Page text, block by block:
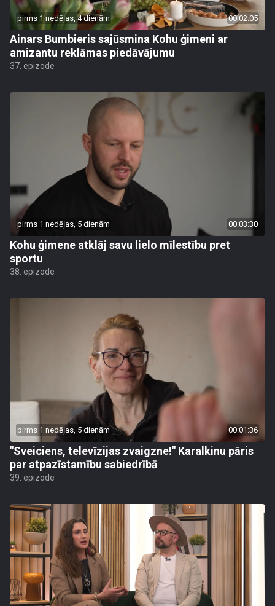
pirms 1 nedēļas, 4 dienām 00:02:05
Ainars Bumbieris sajūsmina Kohu ģimeni ar
amizantu reklāmas piedāvājumu
37. epizode
pirms 1 nedēļas, 5 dienām 00:03:30
Kohu ģimene atklāj savu lielo mīlestību pret
sportu
38. epizode
pirms 1 nedēļas, 5 dienām 00:01:36
"Sveiciens, televīzijas zvaigzne!" Karalkinu pāris
par atpazīstamību sabiedrībā
39. epizode